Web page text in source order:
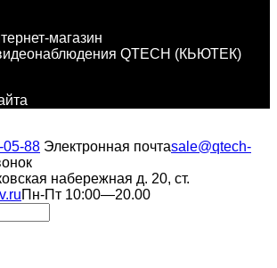
магазин
QTECH (КЬЮТЕК)
05-88 Электронная почтаsale@qtech-
набережная д. 20, ст.
Пн-Пт 10:00—20.00